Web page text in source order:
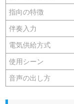
指向の特徴
伴奏入力
電気供給方式
使用シーン
音声の出し方